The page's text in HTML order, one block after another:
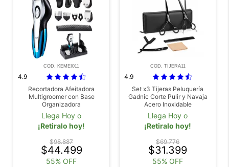
COD. KEMEI011
4.9
Recortadora Afeitadora
Multigroomer con Base
Organizadora
Llega Hoy o
¡Retiralo hoy!
$98.887
$44.499
55% OFF
COD. TIJERA11
4.9
Set x3 Tijeras Peluquería
Gadnic Corte Pulir y Navaja
Acero Inoxidable
Llega Hoy o
¡Retiralo hoy!
$69.776
$31.399
55% OFF